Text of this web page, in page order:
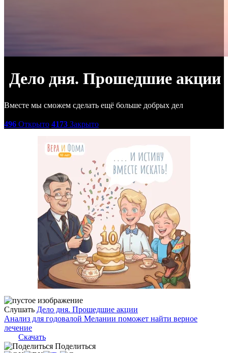
Дело дня. Прошедшие акции
Вместе мы сможем сделать ещё больше добрых дел
496 Открыто 4173 Закрыто
Слушать Дело дня. Прошедшие акции
Анализ для годовалой Мелании поможет найти верное
лечение
Скачать
Поделиться